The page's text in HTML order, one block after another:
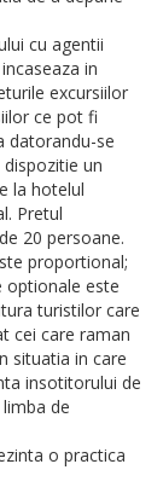
cu agentii
in
excursiilor
ce pot fi
datorandu-se
un
la hotelul
Pretul
20 persoane.
proportional;
optionale este
turistilor care
cei care raman
situatia in care
insotitorului de
de
o practica